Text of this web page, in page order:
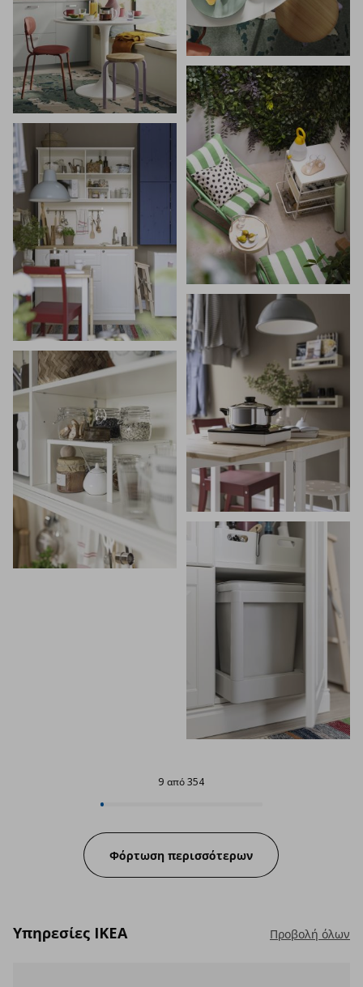
9 από 354
Progress:
Φόρτωση περισσότερων
Υπηρεσίες IKEA Προβολή όλων